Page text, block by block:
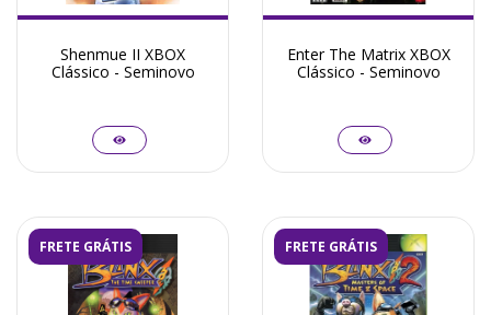
Shenmue II XBOX
Clássico - Seminovo
Enter The Matrix XBOX
Clássico - Seminovo
FRETE GRÁTIS FRETE GRÁTIS